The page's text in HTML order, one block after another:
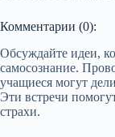
Комментарии (0):
Обсуждайте идеи,
самосознание.
учащиеся могут
Эти встречи
страхи.